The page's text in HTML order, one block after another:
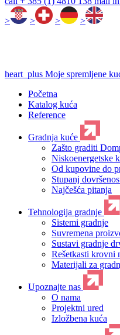
>
> > >
heart_plus Moje spremljene
Početna
Katalog kuća
Reference
Gradnja kuće
Zašto graditi
Niskoenergetske
Od kupovine do
Stupanj
Najčešća pitanja
Tehnologija gradnje
Sistemi gradnje
Suvremena
Sustavi gradnje
Rešetkasti krovni
Materijali za
Upoznajte nas
O nama
Projektni ured
Izložbena kuća